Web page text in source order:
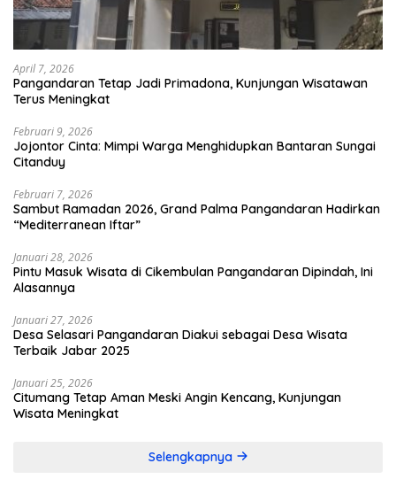
April 7, 2026
Pangandaran Tetap Jadi Primadona, Kunjungan Wisatawan
Terus Meningkat
Februari 9, 2026
Jojontor Cinta: Mimpi Warga Menghidupkan Bantaran Sungai
Citanduy
Februari 7, 2026
Sambut Ramadan 2026, Grand Palma Pangandaran Hadirkan
“Mediterranean Iftar”
Januari 28, 2026
Pintu Masuk Wisata di Cikembulan Pangandaran Dipindah, Ini
Alasannya
Januari 27, 2026
Desa Selasari Pangandaran Diakui sebagai Desa Wisata
Terbaik Jabar 2025
Januari 25, 2026
Citumang Tetap Aman Meski Angin Kencang, Kunjungan
Wisata Meningkat
Selengkapnya